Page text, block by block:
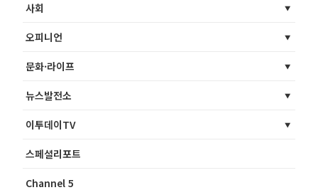
사회
오피니언
문화·라이프
뉴스발전소
이투데이TV
스페셜리포트
Channel 5